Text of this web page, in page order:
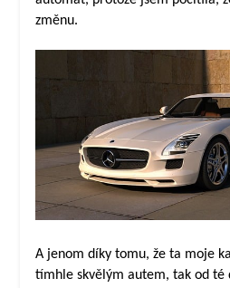
změnu.
A jenom díky tomu, že ta moje
tímhle skvělým autem, tak od té